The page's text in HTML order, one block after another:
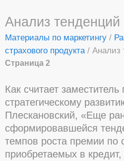
Анализ тенденций
Материалы по маркетингу /
страхового продукта/ Анализ
Страница 2
Как считает
стратегическому
Плескановский, «Еще
сформировавшейся
темпов роста премии по
приобретаемых в